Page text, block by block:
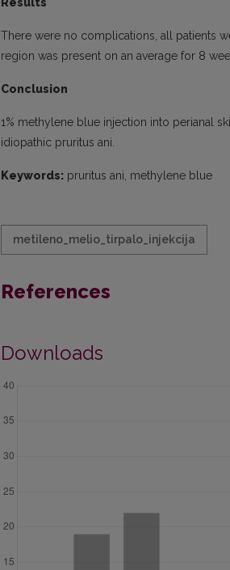
Results
There were no complications, all patients
region was present on an average for 8
Conclusion
1% methylene blue injection into perianal
idiopathic pruritus ani.
Keywords: pruritus ani, methylene blue
metileno_melio_tirpalo_injekcija
References
Downloads